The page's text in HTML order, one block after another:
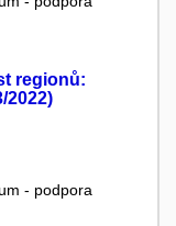
regionů:
2022)
- podpora